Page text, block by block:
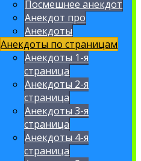
Посмешнее анекдот
Анекдот про
Анекдоты
Анекдоты по страницам
Анекдоты 1-я
страница
Анекдоты 2-я
страница
Анекдоты 3-я
страница
Анекдоты 4-я
страница